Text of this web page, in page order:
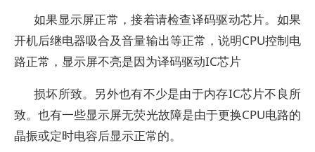
如果显示屏正常，接着请检查译码驱动芯片。如果
开机后继电器吸合及音量输出等正常，说明CPU控制电
路正常，显示屏不亮是因为译码驱动IC芯片
损坏所致。另外也有不少是由于内存IC芯片不良所
致。也有一些显示屏无荧光故障是由于更换CPU电路的
晶振或定时电容后显示正常的。